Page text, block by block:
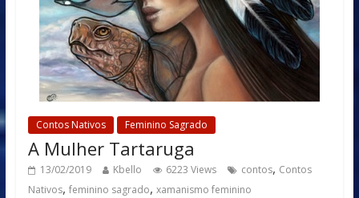
Contos Nativos Feminino Sagrado
A Mulher Tartaruga
13/02/2019 Kbello 6223 Views contos, Contos
Nativos, feminino sagrado, xamanismo feminino